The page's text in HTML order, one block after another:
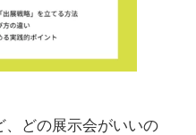
、どの展示会がいいの